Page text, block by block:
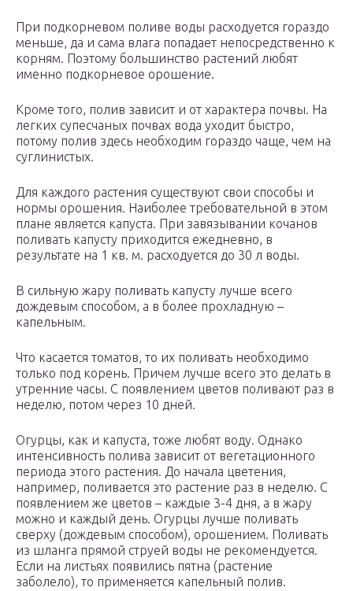
При подкорневом поливе воды расходуется гораздо
меньше, да и сама влага попадает непосредственно к
корням. Поэтому большинство растений любят
именно подкорневое орошение.
Кроме того, полив зависит и от характера почвы. На
легких супесчаных почвах вода уходит быстро,
потому полив здесь необходим гораздо чаще, чем на
суглинистых.
Для каждого растения существуют свои способы и
нормы орошения. Наиболее требовательной в этом
плане является капуста. При завязывании кочанов
поливать капусту приходится ежедневно, в
результате на 1 кв. м. расходуется до 30 л воды.
В сильную жару поливать капусту лучше всего
дождевым способом, а в более прохладную –
капельным.
Что касается томатов, то их поливать необходимо
только под корень. Причем лучше всего это делать в
утренние часы. С появлением цветов поливают раз в
неделю, потом через 10 дней.
Огурцы, как и капуста, тоже любят воду. Однако
интенсивность полива зависит от вегетационного
периода этого растения. До начала цветения,
например, поливается это растение раз в неделю. С
появлением же цветов – каждые 3-4 дня, а в жару
можно и каждый день. Огурцы лучше поливать
сверху (дождевым способом), орошением. Поливать
из шланга прямой струей воды не рекомендуется.
Если на листьях появились пятна (растение
заболело), то применяется капельный полив.